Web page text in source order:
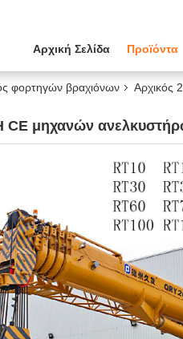
Αρχική Σελίδα Προϊόντα
φορτηγών βραχιόνων
Αρχικός
CE μηχανών